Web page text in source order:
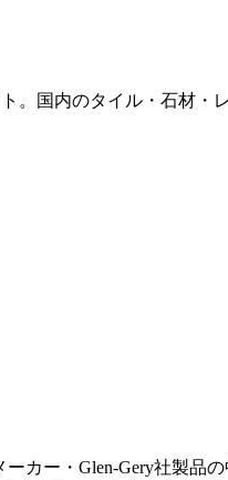
。国内のタイル・石材
カー・Glen-Gery社製